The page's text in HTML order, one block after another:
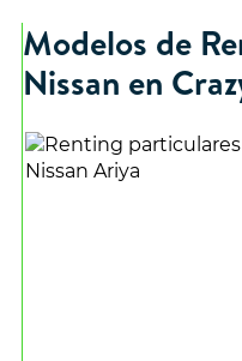
Modelos de
Nissan en